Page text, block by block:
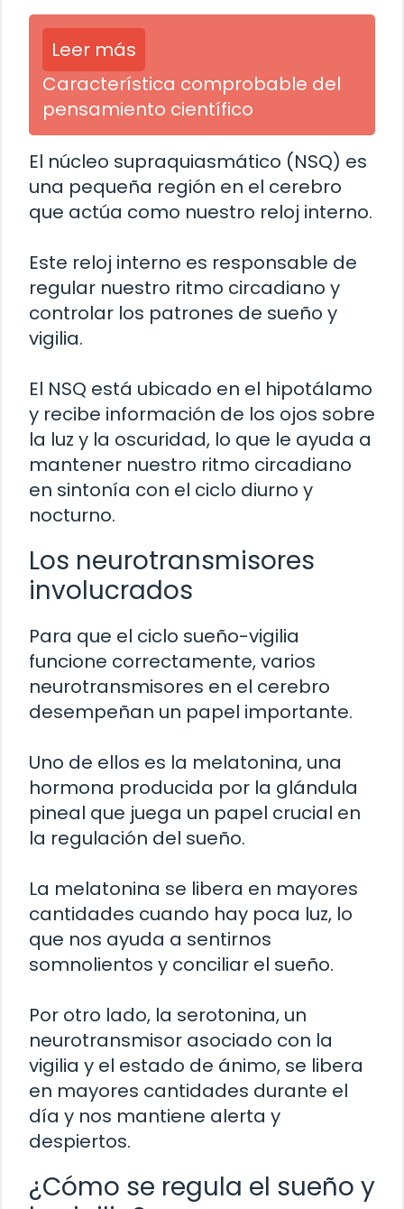
Leer más
Característica comprobable del
pensamiento científico
El núcleo supraquiasmático (NSQ) es
una pequeña región en el cerebro
que actúa como nuestro reloj interno.
Este reloj interno es responsable de
regular nuestro ritmo circadiano y
controlar los patrones de sueño y
vigilia.
El NSQ está ubicado en el hipotálamo
y recibe información de los ojos sobre
la luz y la oscuridad, lo que le ayuda a
mantener nuestro ritmo circadiano
en sintonía con el ciclo diurno y
nocturno.
Los neurotransmisores
involucrados
Para que el ciclo sueño-vigilia
funcione correctamente, varios
neurotransmisores en el cerebro
desempeñan un papel importante.
Uno de ellos es la melatonina, una
hormona producida por la glándula
pineal que juega un papel crucial en
la regulación del sueño.
La melatonina se libera en mayores
cantidades cuando hay poca luz, lo
que nos ayuda a sentirnos
somnolientos y conciliar el sueño.
Por otro lado, la serotonina, un
neurotransmisor asociado con la
vigilia y el estado de ánimo, se libera
en mayores cantidades durante el
día y nos mantiene alerta y
despiertos.
¿Cómo se regula el sueño y